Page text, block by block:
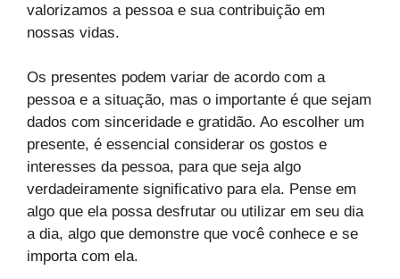
valorizamos a pessoa e sua contribuição em
nossas vidas.
Os presentes podem variar de acordo com a
pessoa e a situação, mas o importante é que sejam
dados com sinceridade e gratidão. Ao escolher um
presente, é essencial considerar os gostos e
interesses da pessoa, para que seja algo
verdadeiramente significativo para ela. Pense em
algo que ela possa desfrutar ou utilizar em seu dia
a dia, algo que demonstre que você conhece e se
importa com ela.